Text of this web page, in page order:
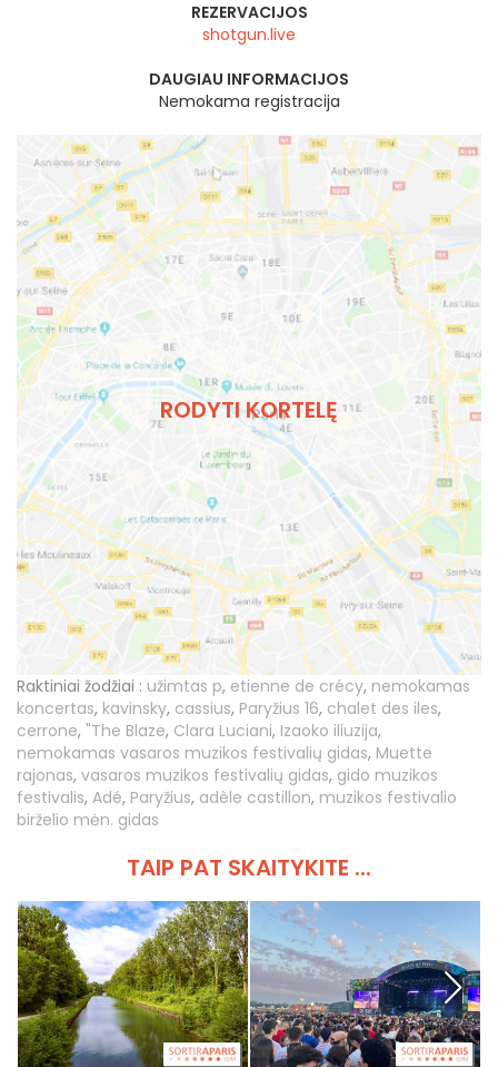
REZERVACIJOS
shotgun.live
DAUGIAU INFORMACIJOS
Nemokama registracija
RODYTI KORTELĘ
Raktiniai žodžiai : užimtas p, etienne de crécy, nemokamas
koncertas, kavinsky, cassius, Paryžius 16, chalet des iles,
cerrone, "The Blaze, Clara Luciani, Izaoko iliuzija,
nemokamas vasaros muzikos festivalių gidas, Muette
rajonas, vasaros muzikos festivalių gidas, gido muzikos
festivalis, Adé, Paryžius, adèle castillon, muzikos festivalio
birželio mėn. gidas
TAIP PAT SKAITYKITE ...